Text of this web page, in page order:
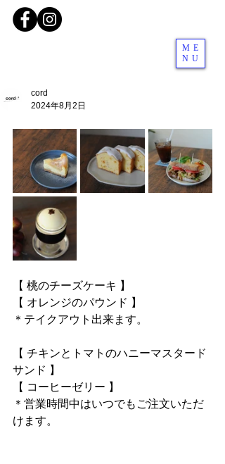
ME
NU
cord
2024年8月2日
【 桃のチーズケーキ 】
【 オレンジのパウンド 】
＊テイクアウト出来ます。
【 チキンとトマトのハニーマスタード
サンド 】
【 コーヒーゼリー 】
＊営業時間中はいつでもご注文いただ
けます。